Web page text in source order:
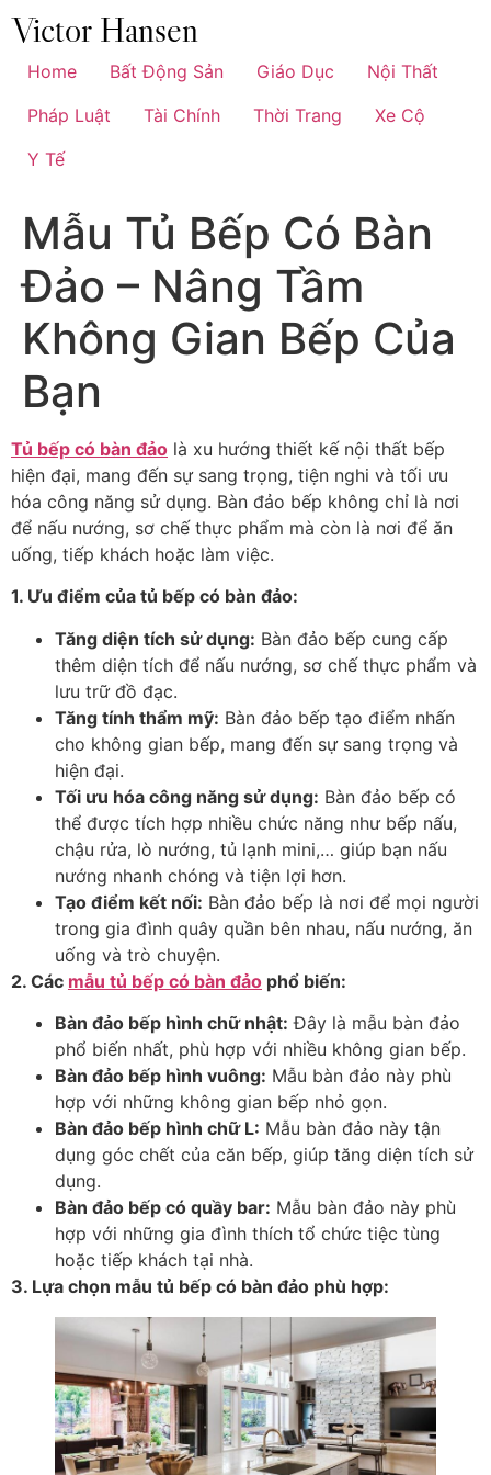
Chuyển
đến
Home Bất Động Sản Giáo Dục
Nội Thất
Pháp Luật
Tài Chính Thời Trang
Xe Cộ
Y Tế
Mẫu Tủ Bếp Có Bàn
Đảo – Nâng Tầm
Không Gian Bếp Của
Bạn
Tủ bếp có bàn đảo là xu hướng thiết kế nội thất bếp
hiện đại, mang đến sự sang trọng, tiện nghi và tối ưu
hóa công năng sử dụng. Bàn đảo bếp không chỉ là nơi
để nấu nướng, sơ chế thực phẩm mà còn là nơi để ăn
uống, tiếp khách hoặc làm việc.
1. Ưu điểm của tủ bếp có bàn đảo:
Tăng diện tích sử dụng: Bàn đảo bếp cung cấp
thêm diện tích để nấu nướng, sơ chế thực phẩm và
lưu trữ đồ đạc.
Tăng tính thẩm mỹ: Bàn đảo bếp tạo điểm nhấn
cho không gian bếp, mang đến sự sang trọng và
hiện đại.
Tối ưu hóa công năng sử dụng: Bàn đảo bếp có
thể được tích hợp nhiều chức năng như bếp nấu,
chậu rửa, lò nướng, tủ lạnh mini,… giúp bạn nấu
nướng nhanh chóng và tiện lợi hơn.
Tạo điểm kết nối: Bàn đảo bếp là nơi để mọi người
trong gia đình quây quần bên nhau, nấu nướng, ăn
uống và trò chuyện.
2. Các mẫu tủ bếp có bàn đảo phổ biến:
Bàn đảo bếp hình chữ nhật: Đây là mẫu bàn đảo
phổ biến nhất, phù hợp với nhiều không gian bếp.
Bàn đảo bếp hình vuông: Mẫu bàn đảo này phù
hợp với những không gian bếp nhỏ gọn.
Bàn đảo bếp hình chữ L: Mẫu bàn đảo này tận
dụng góc chết của căn bếp, giúp tăng diện tích sử
dụng.
Bàn đảo bếp có quầy bar: Mẫu bàn đảo này phù
hợp với những gia đình thích tổ chức tiệc tùng
hoặc tiếp khách tại nhà.
3. Lựa chọn mẫu tủ bếp có bàn đảo phù hợp: